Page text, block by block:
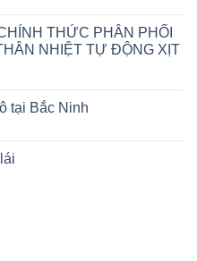
THỨC PHÂN PHỐI
NHIỆT TỰ ĐỘNG XỊT
tại Bắc Ninh